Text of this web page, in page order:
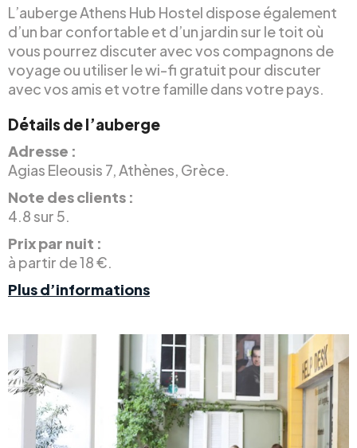
L’auberge Athens Hub Hostel dispose également
d’un bar confortable et d’un jardin sur le toit où
vous pourrez discuter avec vos compagnons de
voyage ou utiliser le wi-fi gratuit pour discuter
avec vos amis et votre famille dans votre pays.
Détails de l’auberge
Adresse :
Agias Eleousis 7, Athènes, Grèce.
Note des clients :
4.8 sur 5.
Prix par nuit :
à partir de 18 €.
Plus d’informations